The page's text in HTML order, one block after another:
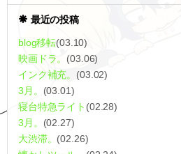
最近の投稿
blog移転(03.10)
映画ドラ。 (03.06)
インク補充。 (03.02)
3月。 (03.01)
寝台特急ライト (02.28)
3月。 (02.27)
大渋滞。 (02.26)